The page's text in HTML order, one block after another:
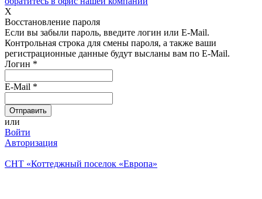
X
Восстановление пароля
Если вы забыли пароль, введите логин или E-Mail.
Контрольная строка для смены пароля, а также ваши
регистрационные данные будут высланы вам по E-Mail.
Логин *
E-Mail *
или
Войти
Авторизация
СНТ «Коттеджный поселок «Европа»